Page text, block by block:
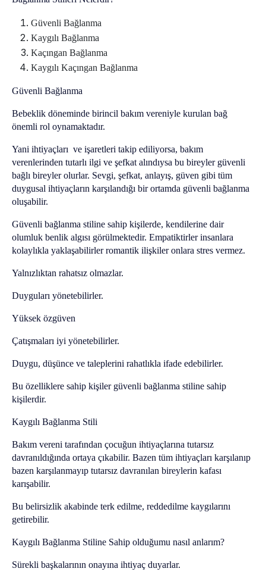
Güvenli Bağlanma
Kaygılı Bağlanma
Kaçıngan Bağlanma
Kaygılı Kaçıngan Bağlanma
Güvenli Bağlanma
Bebeklik döneminde birincil bakım vereniyle kurulan bağ
önemli rol oynamaktadır.
Yani ihtiyaçları ve işaretleri takip ediliyorsa, bakım
verenlerinden tutarlı ilgi ve şefkat alındıysa bu bireyler güvenli
bağlı bireyler olurlar. Sevgi, şefkat, anlayış, güven gibi tüm
duygusal ihtiyaçların karşılandığı bir ortamda güvenli bağlanma
oluşabilir.
Güvenli bağlanma stiline sahip kişilerde, kendilerine dair
olumluk benlik algısı görülmektedir. Empatiktirler insanlara
kolaylıkla yaklaşabilirler romantik ilişkiler onlara stres vermez.
Yalnızlıktan rahatsız olmazlar.
Duyguları yönetebilirler.
Yüksek özgüven
Çatışmaları iyi yönetebilirler.
Duygu, düşünce ve taleplerini rahatlıkla ifade edebilirler.
Bu özelliklere sahip kişiler güvenli bağlanma stiline sahip
kişilerdir.
Kaygılı Bağlanma Stili
Bakım vereni tarafından çocuğun ihtiyaçlarına tutarsız
davranıldığında ortaya çıkabilir. Bazen tüm ihtiyaçları karşılanıp
bazen karşılanmayıp tutarsız davranılan bireylerin kafası
karışabilir.
Bu belirsizlik akabinde terk edilme, reddedilme kaygılarını
getirebilir.
Kaygılı Bağlanma Stiline Sahip olduğumu nasıl anlarım?
Sürekli başkalarının onayına ihtiyaç duyarlar.